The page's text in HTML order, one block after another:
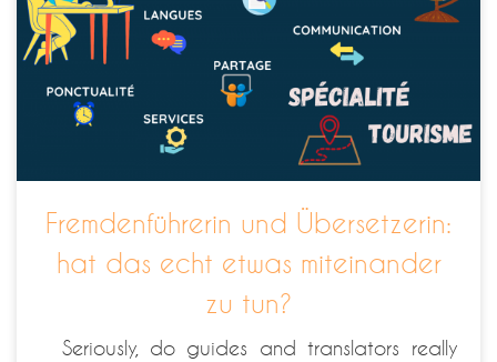
Fremdenführerin und Übersetzerin:
hat das echt etwas miteinander
zu tun?
Seriously, do guides and translators really